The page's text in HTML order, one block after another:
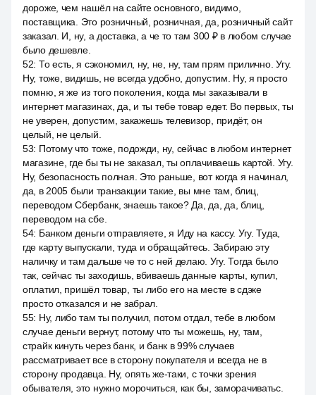
дороже, чем нашёл на сайте основного, видимо,
поставщика. Это розничный, розничная, да, розничный сайт
заказал. И, ну, а доставка, а че то там 300 ₽ в любом случае
было дешевле.
52: То есть, я сэкономил, ну, не, ну, там прям прилично. Угу.
Ну, тоже, видишь, не всегда удобно, допустим. Ну, я просто
помню, я же из того поколения, когда мы заказывали в
интернет магазинах, да, и ты тебе товар едет. Во первых, ты
не уверен, допустим, закажешь телевизор, придёт, он
целый, не целый.
53: Потому что тоже, подожди, ну, сейчас в любом интернет
магазине, где бы ты не заказал, ты оплачиваешь картой. Угу.
Ну, безопасность полная. Это раньше, вот когда я начинал,
да, в 2005 были транзакции такие, вы мне там, блиц,
переводом Сбербанк, знаешь такое? Да, да, да, блиц,
переводом на сбе.
54: Банком деньги отправляете, я Иду на кассу. Угу. Туда,
где карту выпускали, туда и обращайтесь. Забираю эту
наличку и там дальше че то с ней делаю. Угу. Тогда было
так, сейчас ты заходишь, вбиваешь данные карты, купил,
оплатил, пришёл товар, ты либо его на месте в сдэке
просто отказался и не забрал.
55: Ну, либо там ты получил, потом отдал, тебе в любом
случае деньги вернут, потому что ты можешь, ну, там,
страйк кинуть через банк, и банк в 99% случаев
рассматривает все в сторону покупателя и всегда не в
сторону продавца. Ну, опять же-таки, с точки зрения
обывателя, это нужно морочиться, как бы, заморачиватьс.